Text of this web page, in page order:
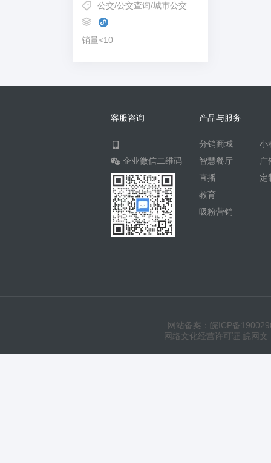
公交/公交查询/城市公交
销量<10
客服咨询
企业微信二维码
产品与服务
分销商城
智慧餐厅
直播
教育
吸粉营销
小
广
定
网站备案：皖ICP备
网络文化经营许可证 皖网